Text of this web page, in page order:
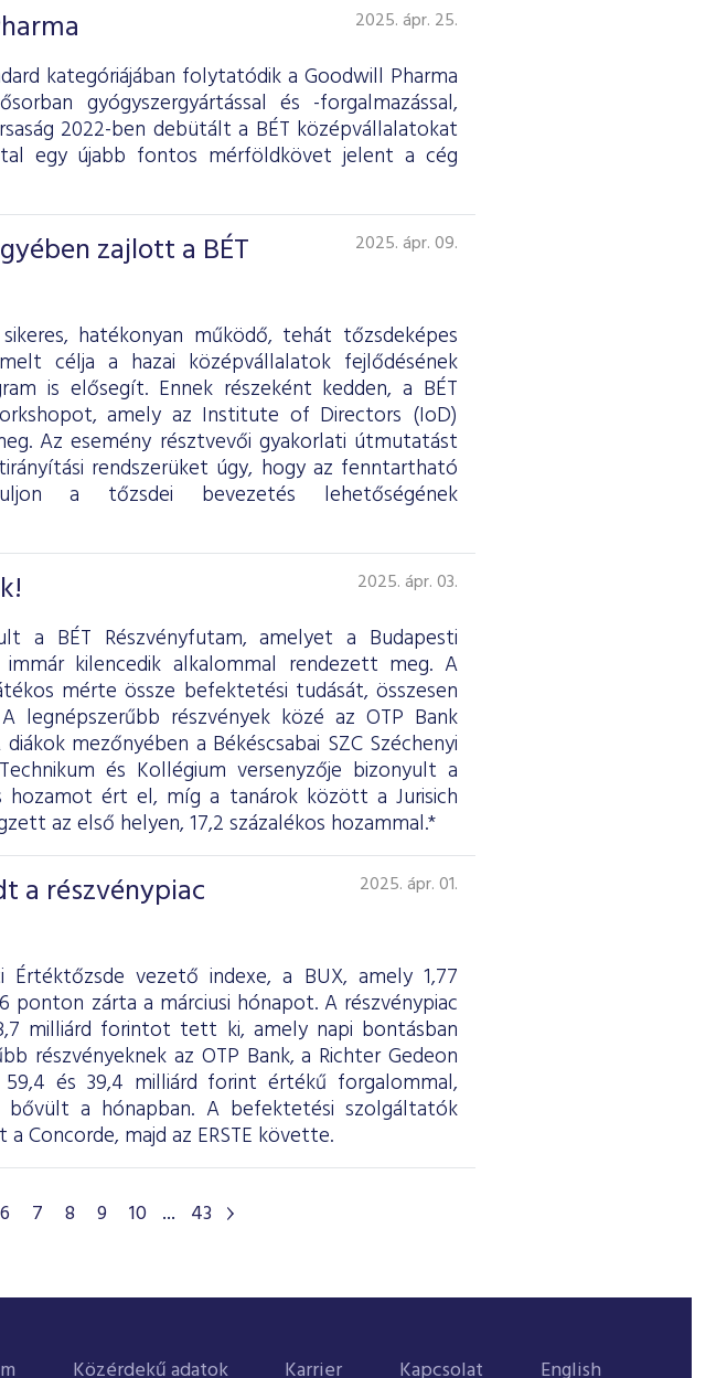
2025. ápr. 25.
kategóriájában folytatódik a Goodwill Pharma
gyógyszergyártással és -forgalmazással,
2022-ben debütált a BÉT középvállalatokat
egy újabb fontos mérföldkövet jelent a cég
zajlott a BÉT
2025. ápr. 09.
hatékonyan működő, tehát tőzsdeképes
célja a hazai középvállalatok fejlődésének
is elősegít. Ennek részeként kedden, a BÉT
amely az Institute of Directors (IoD)
Az esemény résztvevői gyakorlati útmutatást
rendszerüket úgy, hogy az fenntartható
a tőzsdei bevezetés lehetőségének
2025. ápr. 03.
a BÉT Részvényfutam, amelyet a Budapesti
kilencedik alkalommal rendezett meg. A
mérte össze befektetési tudását, összesen
részvények közé az OTP Bank
mezőnyében a Békéscsabai SZC Széchenyi
és Kollégium versenyzője bizonyult a
hozamot ért el, míg a tanárok között a Jurisich
az első helyen, 17,2 százalékos hozammal.*
a részvénypiac
2025. ápr. 01.
vezető indexe, a BUX, amely 1,77
ponton zárta a márciusi hónapot. A részvénypiac
milliárd forintot tett ki, amely napi bontásban
részvényeknek az OTP Bank, a Richter Gedeon
és 39,4 milliárd forint értékű forgalommal,
a hónapban. A befektetési szolgáltatók
Concorde, majd az ERSTE követte.
6 7 8 9 10 ... 43
Közérdekű adatok Karrier Kapcsolat English